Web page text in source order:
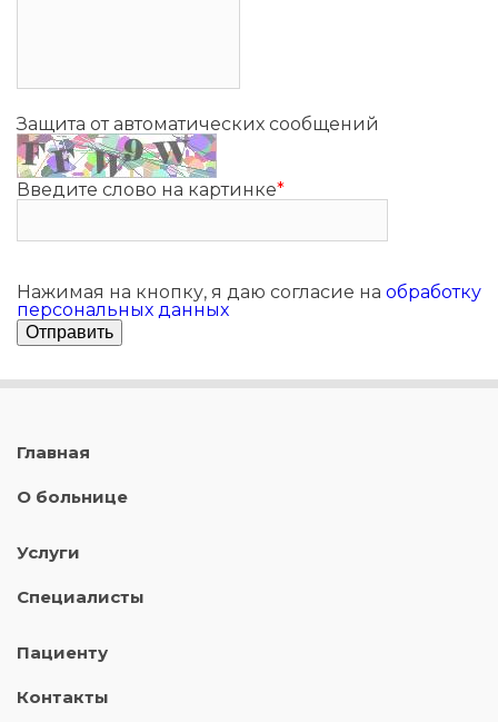
Защита от автоматических сообщений
Введите слово на картинке*
Нажимая на кнопку, я даю согласие на обработку
персональных данных
Главная
О больнице
Услуги
Специалисты
Пациенту
Контакты